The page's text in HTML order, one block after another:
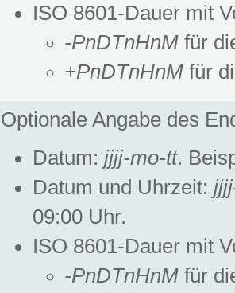
ISO 8601-Dauer mit
-PnDTnHnM für
+PnDTnHnM für
Optionale Angabe des
Datum: jjjj-mo-tt.
Datum und Uhrzeit:
09:00 Uhr.
ISO 8601-Dauer mit
-PnDTnHnM für